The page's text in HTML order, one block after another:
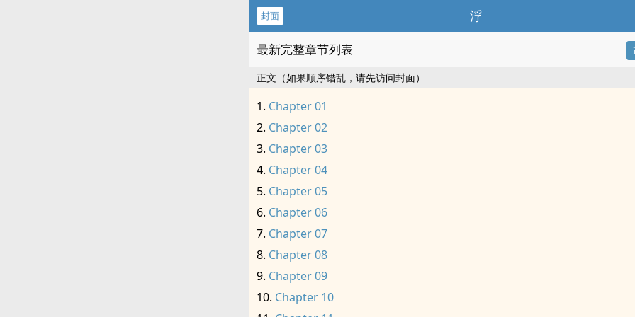
封面 浮
最新完整章节列表
正文（如果顺序错乱，请先访问封面）
Chapter 01
Chapter 02
Chapter 03
Chapter 04
Chapter 05
Chapter 06
Chapter 07
Chapter 08
Chapter 09
Chapter 10